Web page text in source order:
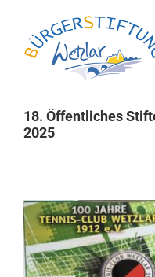
content
18. Öffentliches
2025
Zeige
grösseres
Bild